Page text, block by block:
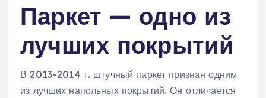
Паркет — одно из
лучших покрытий
В 2013-2014 г. штучный паркет признан одним
из лучших напольных покрытий. Он отличается